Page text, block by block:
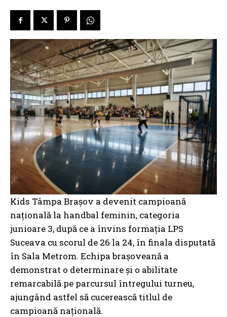
Kids Tâmpa Brașov a devenit campioană
națională la handbal feminin, categoria
junioare 3, după ce a învins formația LPS
Suceava cu scorul de 26 la 24, în finala disputată
în Sala Metrom. Echipa brașoveană a
demonstrat o determinare și o abilitate
remarcabilă pe parcursul întregului turneu,
ajungând astfel să cucerească titlul de
campioană națională.